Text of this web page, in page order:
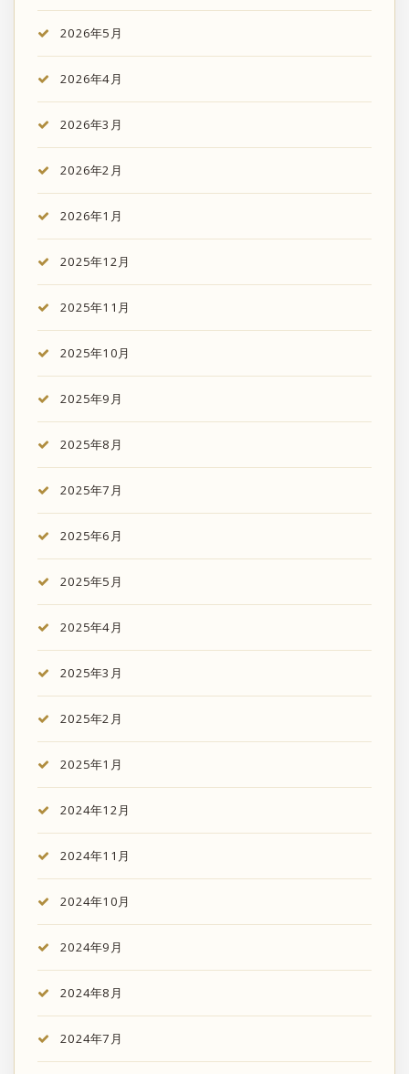
2026年5月
2026年4月
2026年3月
2026年2月
2026年1月
2025年12月
2025年11月
2025年10月
2025年9月
2025年8月
2025年7月
2025年6月
2025年5月
2025年4月
2025年3月
2025年2月
2025年1月
2024年12月
2024年11月
2024年10月
2024年9月
2024年8月
2024年7月